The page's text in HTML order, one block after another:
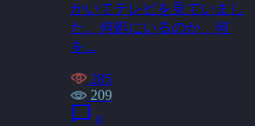
かいてテレビを見ていまし
た。何処にいるのか、何
を...
285
209
chat_bubble 0